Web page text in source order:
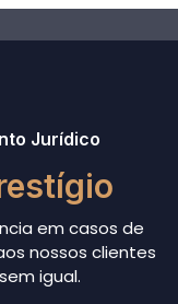
Jurídico
em casos de
nossos clientes
igual.